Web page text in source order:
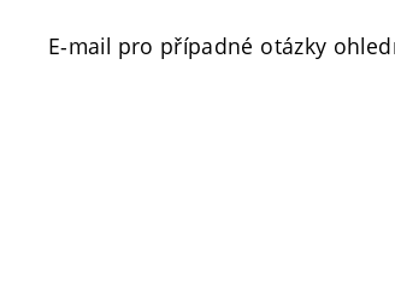
E-mail pro případné otázky